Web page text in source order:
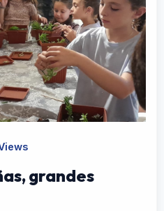
grandes